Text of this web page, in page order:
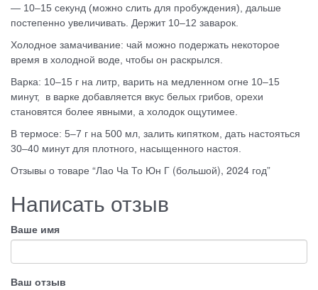
— 10–15 секунд (можно слить для пробуждения), дальше
постепенно увеличивать. Держит 10–12 заварок.
Холодное замачивание: чай можно подержать некоторое
время в холодной воде, чтобы он раскрылся.
Варка: 10–15 г на литр, варить на медленном огне 10–15
минут, в варке добавляется вкус белых грибов, орехи
становятся более явными, а холодок ощутимее.
В термосе: 5–7 г на 500 мл, залить кипятком, дать настояться
30–40 минут для плотного, насыщенного настоя.
Отзывы о товаре “Лао Ча То Юн Г (большой), 2024 год”
Написать отзыв
Ваше имя
Ваш отзыв